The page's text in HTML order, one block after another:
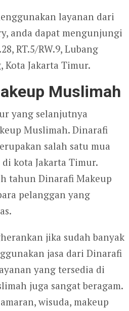
layanan dari
anda dapat mengunjungi
RT.5/RW.9, Lubang
Kota Jakarta Timur.
Muslimah
yang selanjutnya
Muslimah. Dinarafi
salah satu mua
kota Jakarta Timur.
tahun Dinarafi Makeup
pelanggan yang
jika sudah banyak
jasa dari Dinarafi
yang tersedia di
juga sangat beragam.
wisuda, makeup